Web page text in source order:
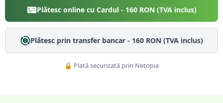
Plătesc online cu Cardul - 160RON (TVA inclus)
Plătesc prin transfer bancar - 160RON (TVA inclus)
🔒 Plată securizată prin Netopia